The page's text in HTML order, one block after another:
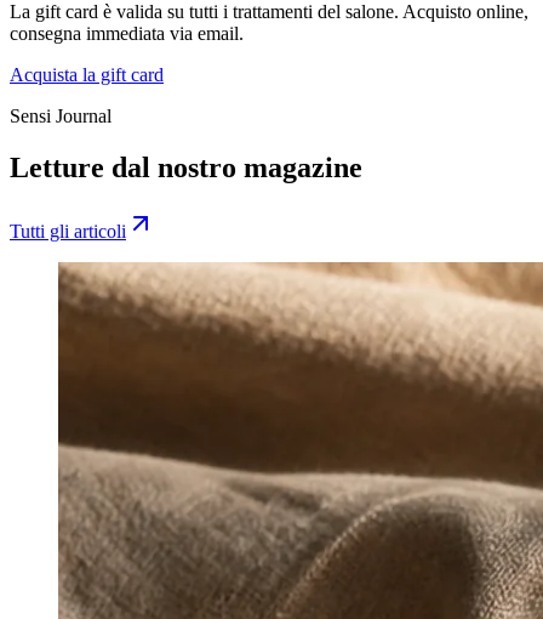
La gift card è valida su tutti i trattamenti del salone. Acquisto online,
consegna immediata via email.
Acquista la gift card
Sensi Journal
Letture dal nostro magazine
Tutti gli articoli